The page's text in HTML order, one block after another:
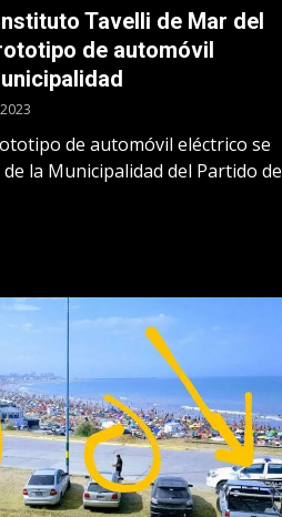
Tavelli de Mar del
de automóvil
de automóvil eléctrico se
la Municipalidad del Partido de